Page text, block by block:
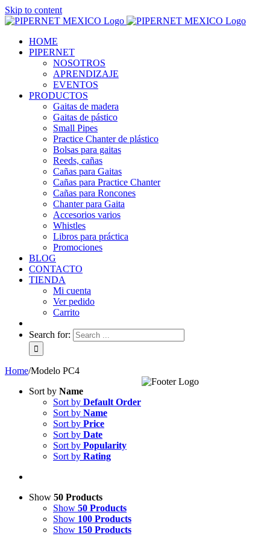
Skip to content
HOME
PIPERNET
NOSOTROS
APRENDIZAJE
EVENTOS
PRODUCTOS
Gaitas de madera
Gaitas de pástico
Small Pipes
Practice Chanter de plástico
Bolsas para gaitas
Reeds, cañas
Cañas para Gaitas
Cañas para Practice Chanter
Cañas para Roncones
Chanter para Gaita
Accesorios varios
Whistles
Libros para práctica
Promociones
BLOG
CONTACTO
TIENDA
Mi cuenta
Ver pedido
Carrito
Search for:
Home/Modelo PC4
Sort by Name
Sort by Default Order
Sort by Name
Sort by Price
Sort by Date
Sort by Popularity
Sort by Rating
Show 50 Products
Show 50 Products
Show 100 Products
Show 150 Products